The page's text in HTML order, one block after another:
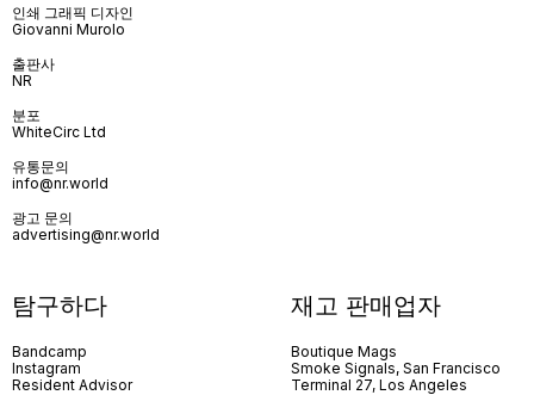
인쇄 그래픽 디자인
Giovanni Murolo
출판사
NR
분포
WhiteCirc Ltd
유통문의
info@nr.world
광고 문의
advertising@nr.world
탐구하다
Bandcamp
Instagram
Resident Advisor
재고 판매업자
Boutique Mags
Smoke Signals, San Francisco
Terminal 27, Los Angeles